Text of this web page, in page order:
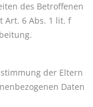
des Betroffenen
Art. 6 Abs. 1 lit. f
der Eltern
Daten